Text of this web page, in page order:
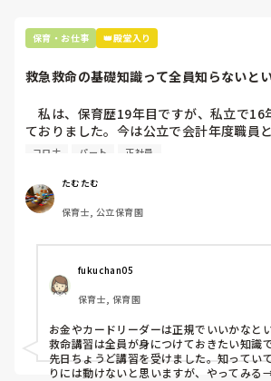
広い視野、さまざまな考え方ができるからだ
とても素敵な経験になると思います^ - ^
保育・お仕事 👑殿堂入り
救急救命の基礎知識って全員知らないと
私は、保育歴19年目ですが、私立で16
ておりました。今は公立で会計年度職員
ます。
急救命について演習や講習が無いなぁ💧
しないと忘れるし、確か規定もあったよ
で中止してるのかな？それか私が知らな
でもう講習や演習があったのかな…うち
というのが多いので、気になっています
はないし、登降園のカードリーダーの操
た時は正規がするから操作方法は知らな
るし、書類やお金の受け渡しも正規のみ
長に聞いてみたら早いのですがね💧みな
け！というのありますか？
コロナ パート 正社員
たむたむ
保育士, 公立保育園
fukuchan05
保育士, 保育園
お金やカードリーダーは正規でいいかなと
救命講習は全員が身につけておきたい知識で
先日ちょうど講習を受けました。知ってい
りには動けないと思いますが、やってみる